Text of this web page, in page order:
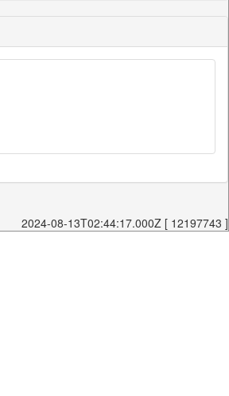
2024-08-13T02:44:17.000Z [ 12197743 ]